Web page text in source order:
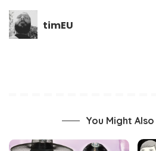
timEU
You Might Also